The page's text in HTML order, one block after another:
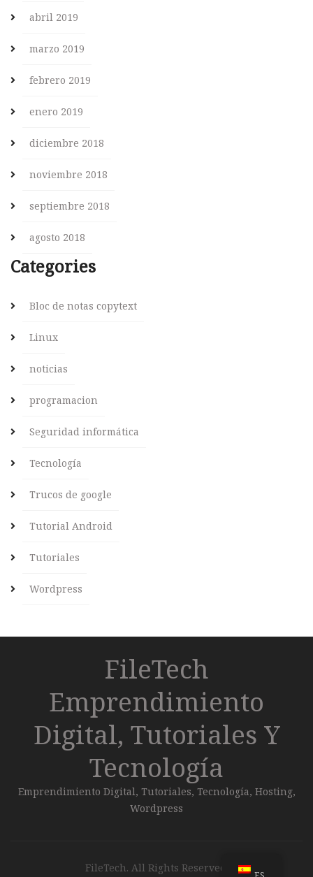
abril 2019
marzo 2019
febrero 2019
enero 2019
diciembre 2018
noviembre 2018
septiembre 2018
agosto 2018
Categories
Bloc de notas copytext
Linux
noticias
programacion
Seguridad informática
Tecnología
Trucos de google
Tutorial Android
Tutoriales
Wordpress
FileTech
Emprendimiento
Digital, Tutoriales Y
Tecnología
Emprendimiento Digital, Tutoriales, Tecnología, Hosting,
Wordpress
FileTech. All Rights Reserved.